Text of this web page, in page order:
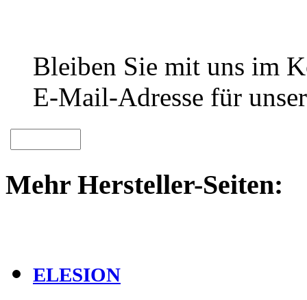
Bleiben Sie mit uns im
E-Mail-Adresse für
Mehr Hersteller-Seiten:
ELESION